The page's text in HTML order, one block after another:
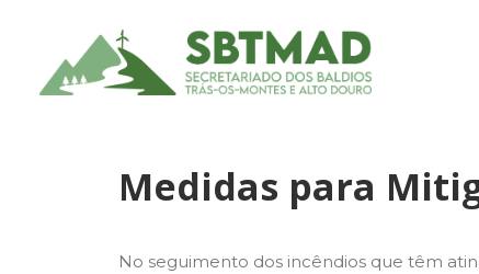
Medidas para
No seguimento dos incêndios que têm